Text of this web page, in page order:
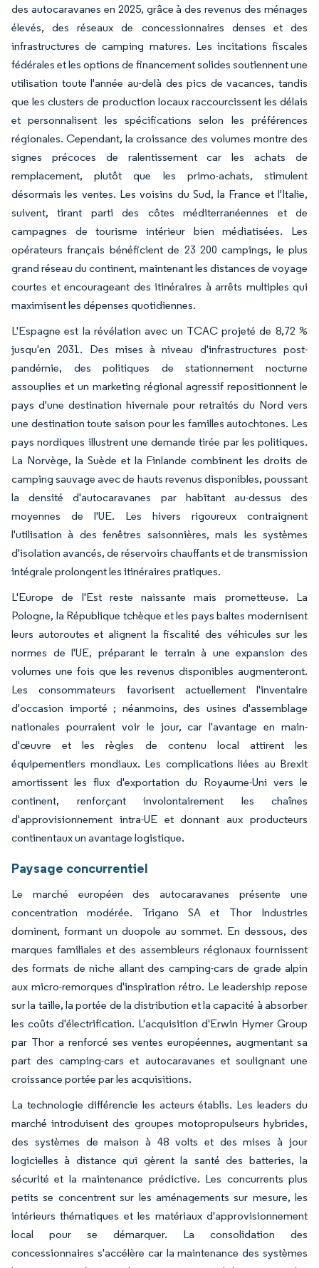
des autocaravanes en 2025, grâce à des revenus des ménages
élevés, des réseaux de concessionnaires denses et des
infrastructures de camping matures. Les incitations fiscales
fédérales et les options de financement solides soutiennent une
utilisation toute l'année au-delà des pics de vacances, tandis
que les clusters de production locaux raccourcissent les délais
et personnalisent les spécifications selon les préférences
régionales. Cependant, la croissance des volumes montre des
signes précoces de ralentissement car les achats de
remplacement, plutôt que les primo-achats, stimulent
désormais les ventes. Les voisins du Sud, la France et l'Italie,
suivent, tirant parti des côtes méditerranéennes et de
campagnes de tourisme intérieur bien médiatisées. Les
opérateurs français bénéficient de 23 200 campings, le plus
grand réseau du continent, maintenant les distances de voyage
courtes et encourageant des itinéraires à arrêts multiples qui
maximisent les dépenses quotidiennes.
L'Espagne est la révélation avec un TCAC projeté de 8,72 %
jusqu'en 2031. Des mises à niveau d'infrastructures post-
pandémie, des politiques de stationnement nocturne
assouplies et un marketing régional agressif repositionnent le
pays d'une destination hivernale pour retraités du Nord vers
une destination toute saison pour les familles autochtones. Les
pays nordiques illustrent une demande tirée par les politiques.
La Norvège, la Suède et la Finlande combinent les droits de
camping sauvage avec de hauts revenus disponibles, poussant
la densité d'autocaravanes par habitant au-dessus des
moyennes de l'UE. Les hivers rigoureux contraignent
l'utilisation à des fenêtres saisonnières, mais les systèmes
d'isolation avancés, de réservoirs chauffants et de transmission
intégrale prolongent les itinéraires pratiques.
L'Europe de l'Est reste naissante mais prometteuse. La
Pologne, la République tchèque et les pays baltes modernisent
leurs autoroutes et alignent la fiscalité des véhicules sur les
normes de l'UE, préparant le terrain à une expansion des
volumes une fois que les revenus disponibles augmenteront.
Les consommateurs favorisent actuellement l'inventaire
d'occasion importé ; néanmoins, des usines d'assemblage
nationales pourraient voir le jour, car l'avantage en main-
d'œuvre et les règles de contenu local attirent les
équipementiers mondiaux. Les complications liées au Brexit
amortissent les flux d'exportation du Royaume-Uni vers le
continent, renforçant involontairement les chaînes
d'approvisionnement intra-UE et donnant aux producteurs
continentaux un avantage logistique.
Paysage concurrentiel
Le marché européen des autocaravanes présente une
concentration modérée. Trigano SA et Thor Industries
dominent, formant un duopole au sommet. En dessous, des
marques familiales et des assembleurs régionaux fournissent
des formats de niche allant des camping-cars de grade alpin
aux micro-remorques d'inspiration rétro. Le leadership repose
sur la taille, la portée de la distribution et la capacité à absorber
les coûts d'électrification. L'acquisition d'Erwin Hymer Group
par Thor a renforcé ses ventes européennes, augmentant sa
part des camping-cars et autocaravanes et soulignant une
croissance portée par les acquisitions.
La technologie différencie les acteurs établis. Les leaders du
marché introduisent des groupes motopropulseurs hybrides,
des systèmes de maison à 48 volts et des mises à jour
logicielles à distance qui gèrent la santé des batteries, la
sécurité et la maintenance prédictive. Les concurrents plus
petits se concentrent sur les aménagements sur mesure, les
intérieurs thématiques et les matériaux d'approvisionnement
local pour se démarquer. La consolidation des
concessionnaires s'accélère car la maintenance des systèmes